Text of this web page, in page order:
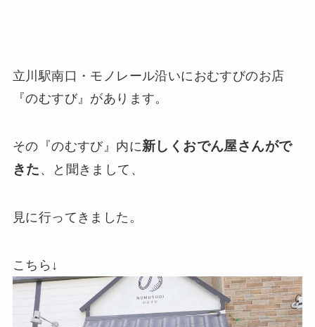
立川駅南口・モノレール沿いにおむすびのお店
『のむすび』があります。
その『のむすび』内に新しくおでん屋さんがで
きた 、と聞きまして、
見に行ってきました。
こちら↓